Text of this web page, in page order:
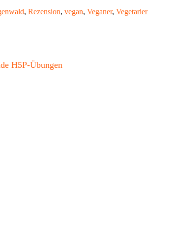
, Rezension, vegan, Veganer, Vegetarier
H5P-Übungen